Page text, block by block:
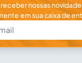
nossas
em sua caixa de